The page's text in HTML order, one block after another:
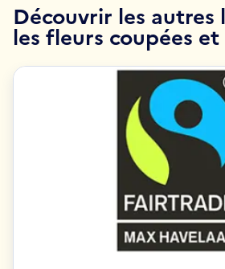
Découvrir les autres
les fleurs coupées